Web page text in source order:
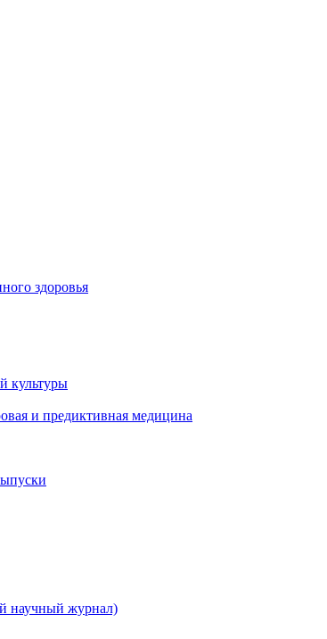
здоровья
культуры
и предиктивная медицина
научный журнал)